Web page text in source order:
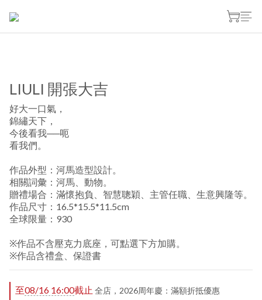
LIULI 開張大吉
好大一口氣，
錦繡天下，
今後看我──呃
看我們。
作品外型：河馬造型設計。
相關詞彙：河馬、動物。
贈禮場合：滿懷抱負、智慧聰穎、主管任職、生意興隆等。
作品尺寸：16.5*15.5*11.5cm
全球限量：930
※作品不含壓克力底座，可點選下方加購。
※作品含禮盒、保證書
至08/16 16:00截止 全店，2026周年慶：滿額折抵優惠